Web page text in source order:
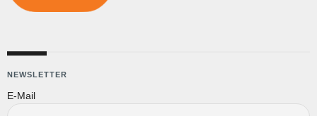
NEWSLETTER
E-Mail